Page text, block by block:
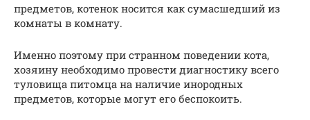
предметов, котенок носится как сумасшедший из
комнаты в комнату.
Именно поэтому при странном поведении кота,
хозяину необходимо провести диагностику всего
туловища питомца на наличие инородных
предметов, которые могут его беспокоить.